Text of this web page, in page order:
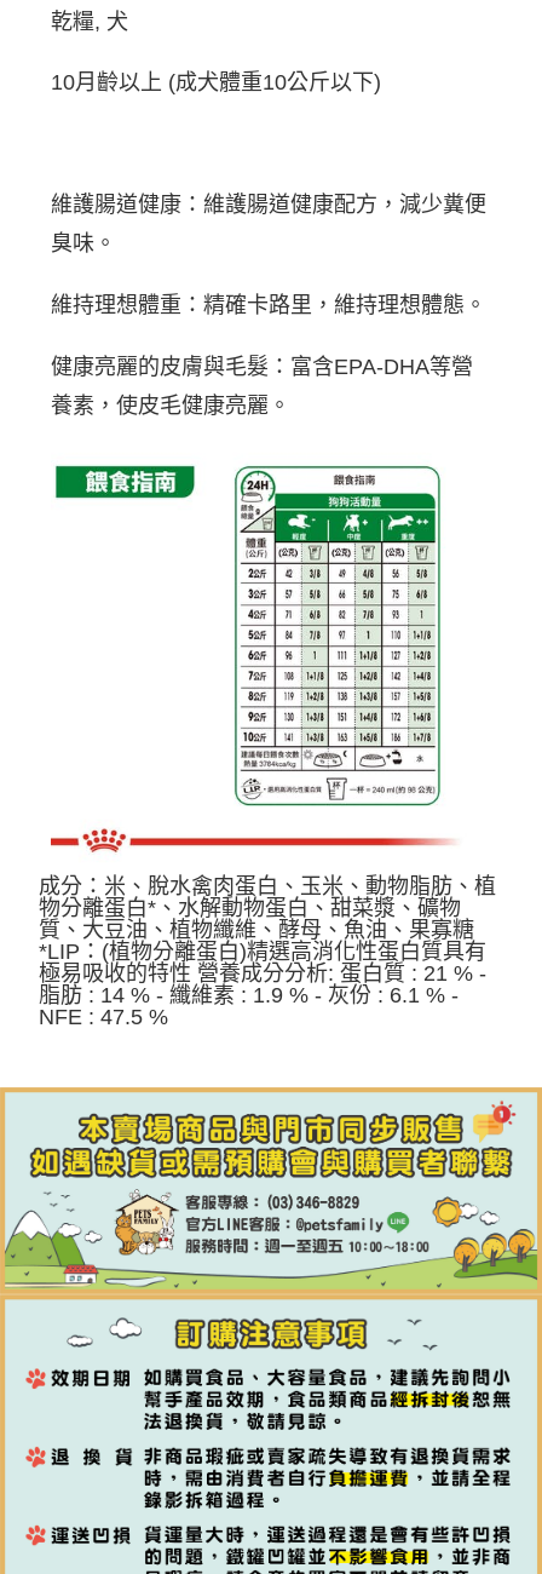
【7-11】取貨付款1500免運
【7-11】取貨1500免運
每筆NT$85，滿NT$1,500(含以上)免運費
【宅配-貨到付款】1500免運
乾糧, 犬
10月齡以上 (成犬體重10公斤以下)
維護腸道健康：維護腸道健康配方，減少糞便
臭味。
維持理想體重：精確卡路里，維持理想體態。
健康亮麗的皮膚與毛髮：富含EPA-DHA等營
養素，使皮毛健康亮麗。
成分：米、脫水禽肉蛋白、玉米、動物脂肪、植
物分離蛋白*、水解動物蛋白、甜菜漿、礦物
質、大豆油、植物纖維、酵母、魚油、果寡糖
*LIP：(植物分離蛋白)精選高消化性蛋白質具有
極易吸收的特性 營養成分分析: 蛋白質 : 21 % -
脂肪 : 14 % - 纖維素 : 1.9 % - 灰份 : 6.1 % -
NFE : 47.5 %